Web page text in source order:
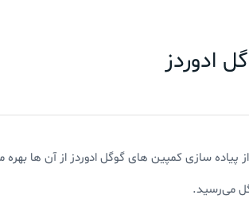
ادوردز
پیاده سازی کمپین های گوگل ادوردز از آن ها
می‌رسید.